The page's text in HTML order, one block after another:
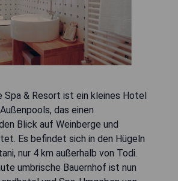
Spa & Resort ist ein kleines Hotel
das einen
Blick auf Weinberge und
Es befindet sich in den Hügeln
nur 4 km außerhalb von Todi.
umbrische Bauernhof ist nun